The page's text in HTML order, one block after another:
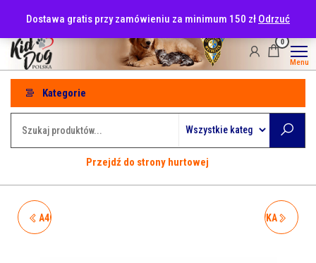
treści
Dostawa gratis przy zamówieniu za minimum 150 zł Odrzuć
0
Menu
Kategorie
Przejdź do strony hurtowej
A403001 HIPHOP ZABAWKA A403003 HIPHOP ZABAWKA